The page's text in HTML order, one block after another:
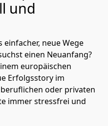
und
neue Wege
einen Neuanfang?
europäischen
Erfolgsstory im
oder privaten
immer stressfrei und